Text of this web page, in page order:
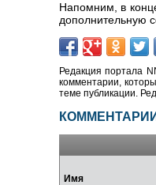
Напомним, в
дополнительную
Редакция портала
комментарии,
теме публикации.
КОММЕНТАРИИ
Имя